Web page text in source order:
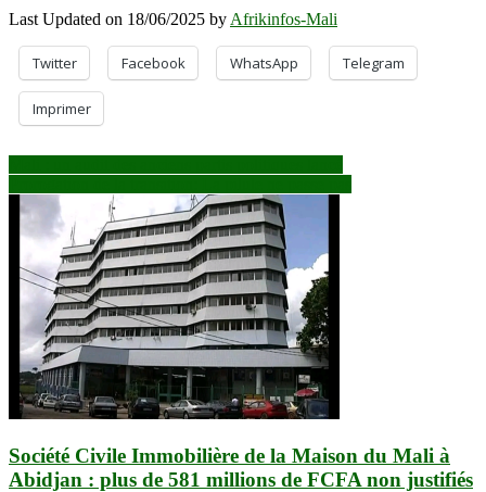
Last Updated on 18/06/2025 by Afrikinfos-Mali
Twitter Facebook WhatsApp Telegram
Imprimer
Navigation
de
l’article
Société Civile Immobilière de la Maison du Mali à
Abidjan : plus de 581 millions de FCFA non justifiés